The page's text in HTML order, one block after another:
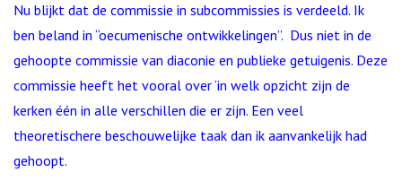
Nu blijkt dat de commissie in subcommissies is verdeeld. Ik
ben beland in “oecumenische ontwikkelingen”. Dus niet in de
gehoopte commissie van diaconie en publieke getuigenis. Deze
commissie heeft het vooral over ‘in welk opzicht zijn de
kerken één in alle verschillen die er zijn. Een veel
theoretischere beschouwelijke taak dan ik aanvankelijk had
gehoopt.